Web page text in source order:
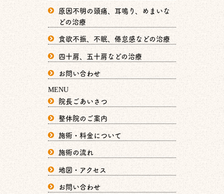
原因不明の頭痛、耳鳴り、めまいな
どの治療
食欲不振、不眠、倦怠感などの治療
四十肩、五十肩などの治療
お問い合わせ
MENU
院長ごあいさつ
整体院のご案内
施術・料金について
施術の流れ
地図・アクセス
お問い合わせ